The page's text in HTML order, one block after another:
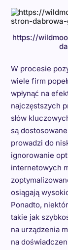
https://
W procesie
wiele firm
wpłynąć na
najczęstszych
słów
są
prowadzi do
ignorowanie
internetowych
osiągają
Ponadto,
takie jak
na urządzenia
na